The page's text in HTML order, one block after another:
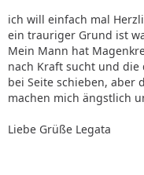
ich will einfach mal
ein trauriger Grund ist
Mein Mann hat
nach Kraft sucht und die
bei Seite schieben, aber
machen mich ängstlich
Liebe Grüße Legata